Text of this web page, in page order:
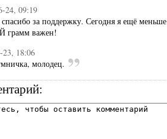
24, 09:19
за поддержку. Сегодня я ещё
важен!
23, 18:06
молодец.